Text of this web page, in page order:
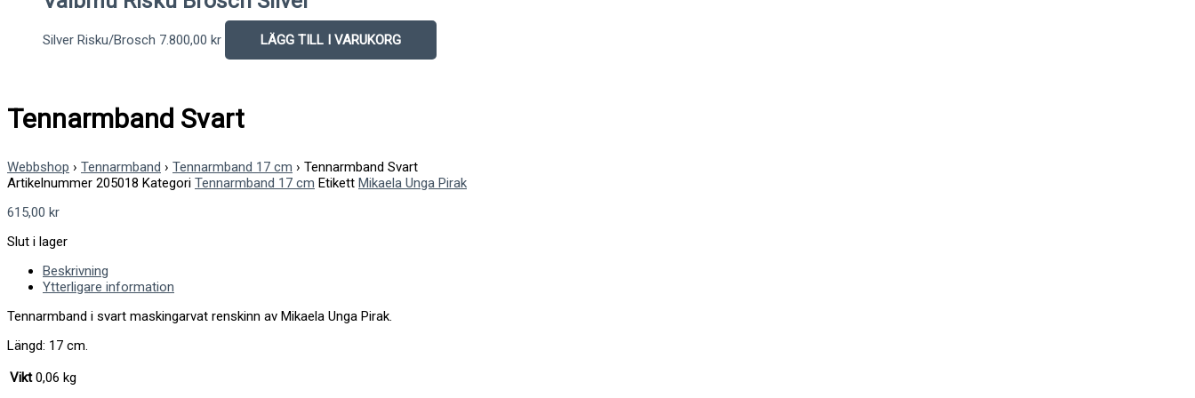
Silver Risku/Brosch 7.800,00 kr LÄGG TILL I VARUKORG
Tennarmband Svart
Webbshop › Tennarmband › Tennarmband 17 cm › Tennarmband Svart
Artikelnummer 205018 Kategori Tennarmband 17 cm Etikett Mikaela Unga Pirak
615,00 kr
Slut i lager
Beskrivning
Ytterligare information
Tennarmband i svart maskingarvat renskinn av Mikaela Unga Pirak.
Längd: 17 cm.
Vikt 0,06 kg